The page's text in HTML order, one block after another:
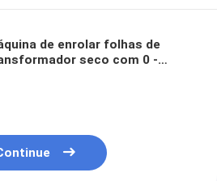
de enrolar folhas de
seco com 0 -